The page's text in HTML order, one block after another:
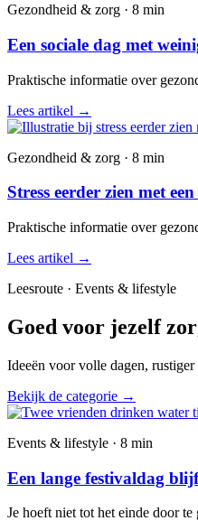
Gezondheid & zorg · 8 min
Een sociale dag met
Praktische informatie over
Lees artikel →
Gezondheid & zorg · 8 min
Stress eerder zien met
Praktische informatie over
Lees artikel →
Leesroute · Events & lifestyle
Goed voor jezelf
Ideeën voor volle dagen,
Bekijk de categorie →
Events & lifestyle · 8 min
Een lange festivaldag
Je hoeft niet tot het einde door